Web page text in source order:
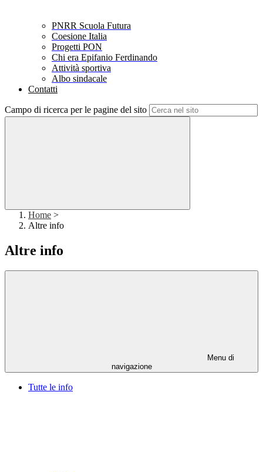
PNRR Scuola Futura
Coesione Italia
Progetti PON
Chi era Epifanio Ferdinando
Attività sportiva
Albo sindacale
Contatti
Campo di ricerca per le pagine del sito
Home >
Altre info
Altre info
Menu di
navigazione
Tutte le info